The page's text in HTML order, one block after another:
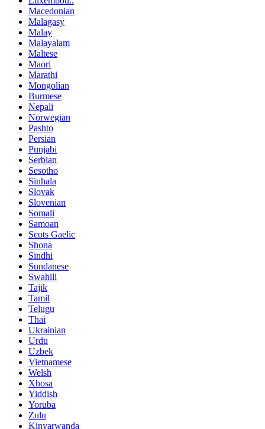
Macedonian
Malagasy
Malay
Malayalam
Maltese
Maori
Marathi
Mongolian
Burmese
Nepali
Norwegian
Pashto
Persian
Punjabi
Serbian
Sesotho
Sinhala
Slovak
Slovenian
Somali
Samoan
Scots Gaelic
Shona
Sindhi
Sundanese
Swahili
Tajik
Tamil
Telugu
Thai
Ukrainian
Urdu
Uzbek
Vietnamese
Welsh
Xhosa
Yiddish
Yoruba
Zulu
Kinyarwanda